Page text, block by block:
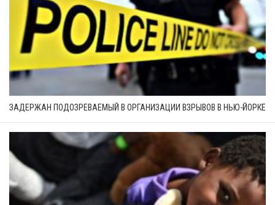
ЗАДЕРЖАН ПОДОЗРЕВАЕМЫЙ В ОРГАНИЗАЦИИ ВЗРЫВОВ В НЬЮ-ЙОРКЕ